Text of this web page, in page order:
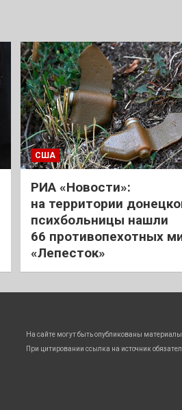
США
РИА «Новости»:
на территории
психбольницы нашли
66 противопехотных
«Лепесток»
На сайте могут быть опубликованы материалы
При цитировании ссылка на источник